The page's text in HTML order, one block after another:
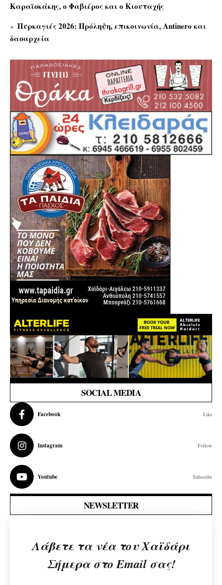
Καραϊσκάκης, ο Φαβιέρος και ο Κιουταχής
Πυρκαγιές 2026: Πρόληψη, επικοινωνία, Antinero και
δασαρχεία
SOCIAL MEDIA
Facebook Like
Instagram Follow
Youtube Subscribe
NEWSLETTER
Λάβετε τα νέα του Χαϊδάρι
Σήμερα στο Email σας!